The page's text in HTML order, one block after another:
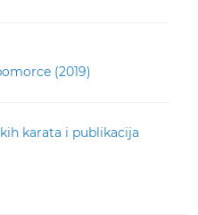
(2019)
karata i publikacija